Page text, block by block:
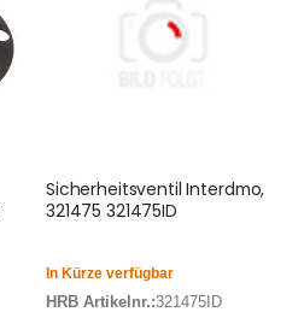
Sicherheitsventil Interdmo,
321475 321475ID
In Kürze verfügbar
HRB Artikelnr.:321475ID